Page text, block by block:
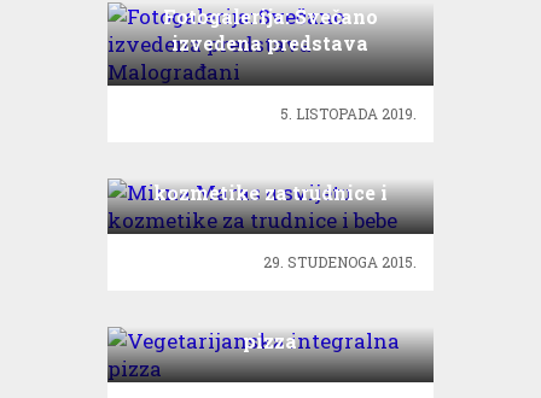
Fotogalerija: Svečano
izvedena predstava
Malograđani
5. LISTOPADA 2019.
kozmetike za trudnice i
bebe
29. STUDENOGA 2015.
pizza